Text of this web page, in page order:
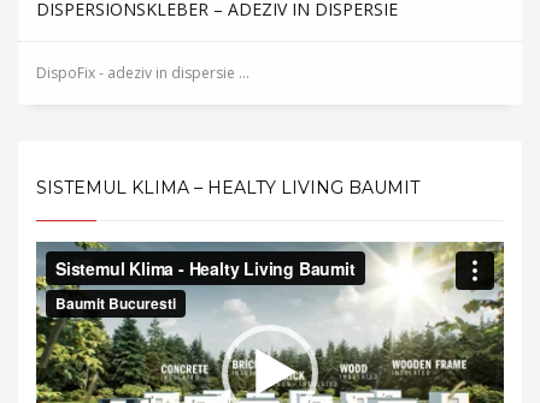
DISPERSIONSKLEBER – ADEZIV IN DISPERSIE
DispoFix - adeziv in dispersie ...
SISTEMUL KLIMA – HEALTY LIVING BAUMIT
Video
Player